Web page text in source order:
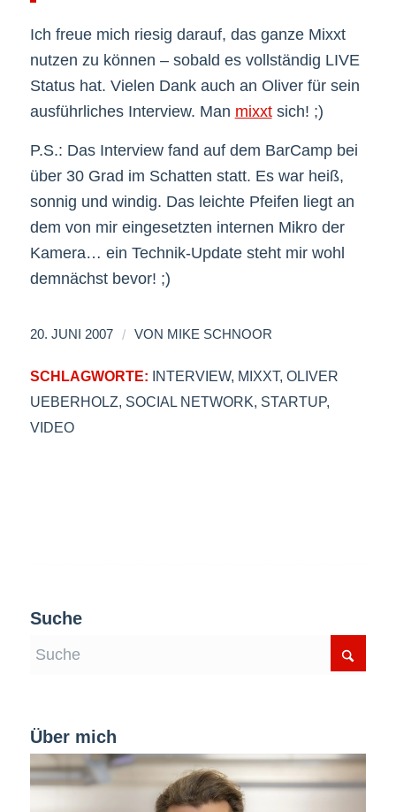
Ich freue mich riesig darauf, das ganze Mixxt
nutzen zu können – sobald es vollständig LIVE
Status hat. Vielen Dank auch an Oliver für sein
ausführliches Interview. Man mixxtsich! ;)
P.S.: Das Interview fand auf dem BarCamp bei
über 30 Grad im Schatten statt. Es war heiß,
sonnig und windig. Das leichte Pfeifen liegt an
dem von mir eingesetzten internen Mikro der
Kamera… ein Technik-Update steht mir wohl
demnächst bevor! ;)
20. JUNI 2007 / VON MIKE SCHNOOR
SCHLAGWORTE: INTERVIEW, MIXXT, OLIVER
UEBERHOLZ, SOCIAL NETWORK, STARTUP,
VIDEO
Suche
Über mich